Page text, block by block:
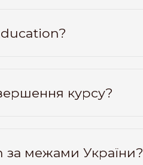
курсу?
за межами України?